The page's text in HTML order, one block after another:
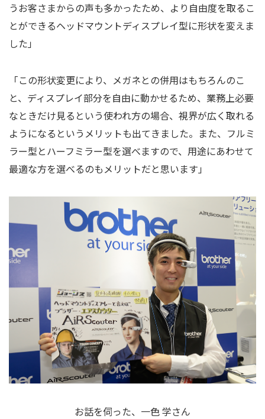
うお客さまからの声も多かったため、より自由度を取るこ
とができるヘッドマウントディスプレイ型に形状を変えま
した」
「この形状変更により、メガネとの併用はもちろんのこ
と、ディスプレイ部分を自由に動かせるため、業務上必要
なときだけ見るという使われ方の場合、視界が広く取れる
ようになるというメリットも出てきました。また、フルミ
ラー型とハーフミラー型を選べますので、用途にあわせて
最適な方を選べるのもメリットだと思います」
お話を伺った、一色 学さん